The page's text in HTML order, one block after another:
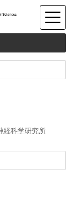
科学研究所